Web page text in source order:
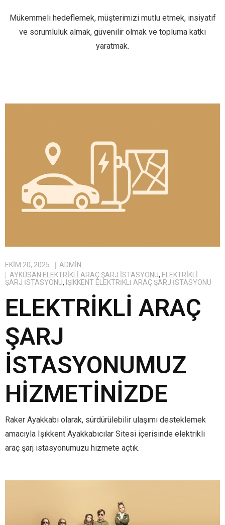
Mükemmeli hedeflemek, müşterimizi mutlu etmek, insiyatif
ve sorumluluk almak, güvenilir olmak ve topluma katkı
yaratmak.
EKIM 20, 2025
ADMIN
AYKÜSAN ELEKTRIKLI ARAÇ ŞARJ İSTASYONU, ELEKTRIKLI
ŞARJ İSTASYONU, IŞIKKENT ELEKTRIKLI ARAÇ ŞARJ İSTASYONU
ELEKTRIKLI ARAÇ
ŞARJ
İSTASYONUMUZ
HIZMETINIZDE
Raker Ayakkabı olarak, sürdürülebilir ulaşımı desteklemek
amacıyla Işıkkent Ayakkabıcılar Sitesi içerisinde elektrikli
araç şarj istasyonumuzu hizmete açtık.